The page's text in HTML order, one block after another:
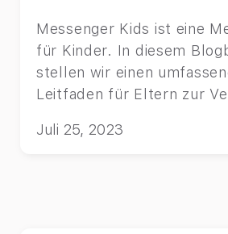
Messenger Kids ist eine
für Kinder. In diesem
stellen wir einen
Leitfaden für Eltern zur
Juli 25, 2023